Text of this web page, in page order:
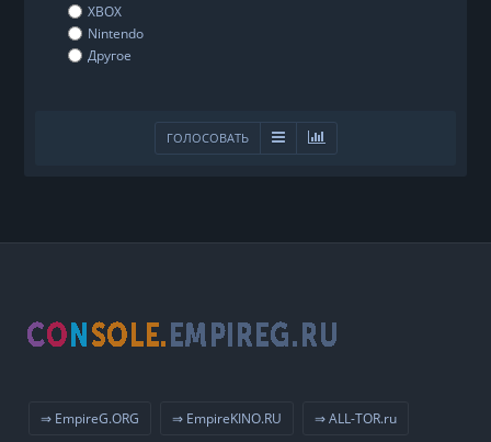
XBOX
Nintendo
Другое
ГОЛОСОВАТЬ
⇒ EmpireG.ORG ⇒ EmpireKINO.RU ⇒ ALL-TOR.ru